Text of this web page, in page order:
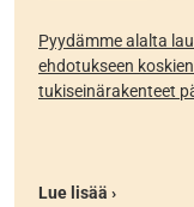
Pyydämme alalta
ehdotukseen
tukiseinärakenteet
Lue lisää ›